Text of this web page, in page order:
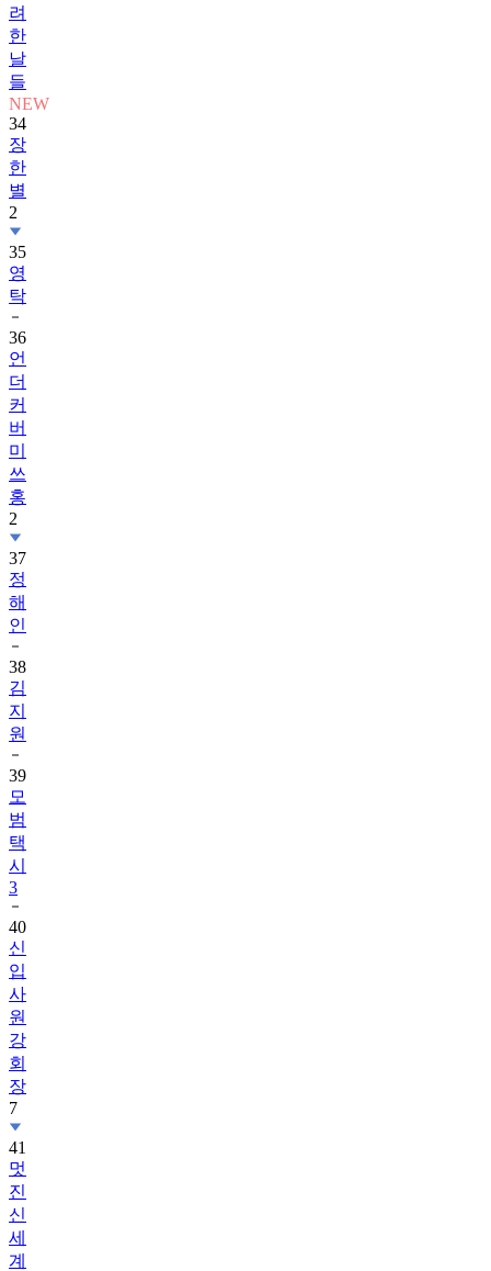
려
한
날
들
NEW
34
장
한
별
2
35
영
탁
36
언
더
커
버
미
쓰
홍
2
37
정
해
인
38
김
지
원
39
모
범
택
시
3
40
신
입
사
원
강
회
장
7
41
멋
진
신
세
계